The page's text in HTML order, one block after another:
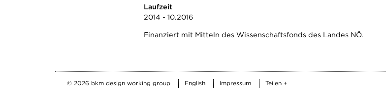
Laufzeit
2014 - 10.2016
Finanziert mit Mitteln des Wissenschaftsfonds des Landes NÖ.
© 2026 bkm design working group English Impressum Teilen +